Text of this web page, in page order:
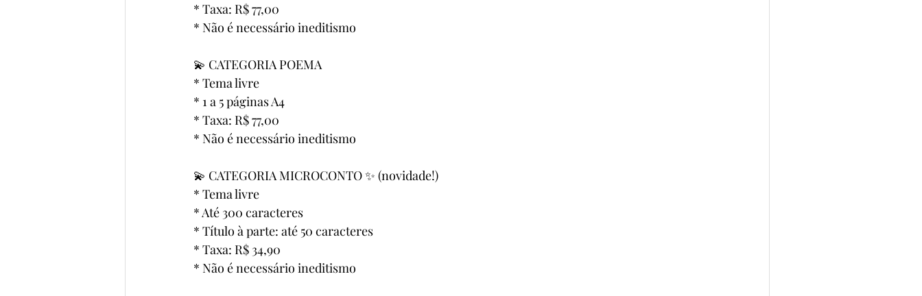
* Taxa: R$ 77,00
* Não é necessário ineditismo
💫 CATEGORIA POEMA
* Tema livre
* 1 a 5 páginas A4
* Taxa: R$ 77,00
* Não é necessário ineditismo
💫 CATEGORIA MICROCONTO ✨ (novidade!)
* Tema livre
* Até 300 caracteres
* Título à parte: até 50 caracteres
* Taxa: R$ 34,90
* Não é necessário ineditismo